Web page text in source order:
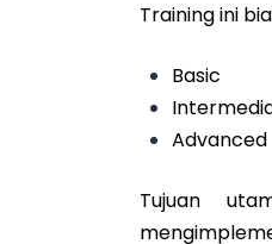
Training ini
Basic
Advanced
Tujuan